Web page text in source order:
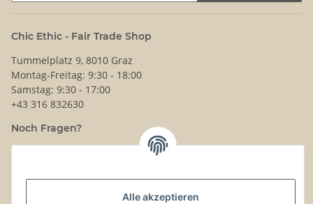
Alle akzeptieren
Chic Ethic - Fair Trade Shop
Tummelplatz 9, 8010 Graz
Montag-Freitag: 9:30 - 18:00
Samstag: 9:30 - 17:00
+43 316 832630
Noch Fragen?